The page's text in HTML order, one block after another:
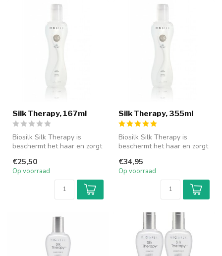
Silk Therapy, 167ml
Biosilk Silk Therapy is
beschermt het haar en zorgt
glans....
€25,50
Op voorraad
Silk Therapy, 355ml
Biosilk Silk Therapy is
beschermt het haar en zorgt
glans....
€34,95
Op voorraad